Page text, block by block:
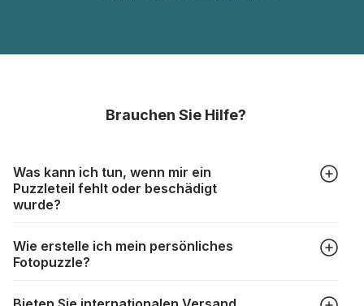
Brauchen Sie Hilfe?
Was kann ich tun, wenn mir ein
Puzzleteil fehlt oder beschädigt
wurde?
aber trotzdem kann es vorkommen, dass Teile beschädigt
werden oder verloren gehen. Mit solchen Fällen gehen
https://www.puzzle.de/puzzleteile-fehlen.html
Wie erstelle ich mein persönliches
Fotopuzzle?